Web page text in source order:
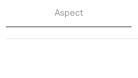
Aspect